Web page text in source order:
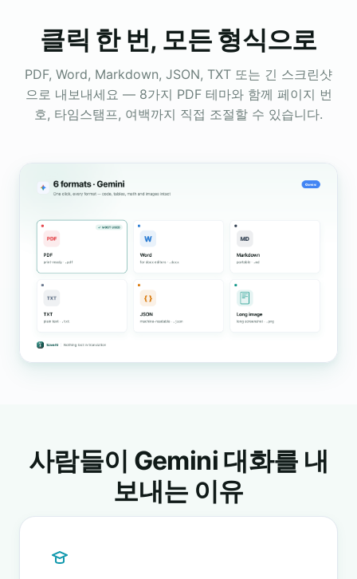
클릭 한 번, 모든 형식으로
PDF, Word, Markdown, JSON, TXT 또는 긴 스크린샷
으로 내보내세요 — 8가지 PDF 테마와 함께 페이지 번
호, 타임스탬프, 여백까지 직접 조절할 수 있습니다.
사람들이 Gemini 대화를 내
보내는 이유